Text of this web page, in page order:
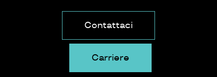
Contattaci
Carriere